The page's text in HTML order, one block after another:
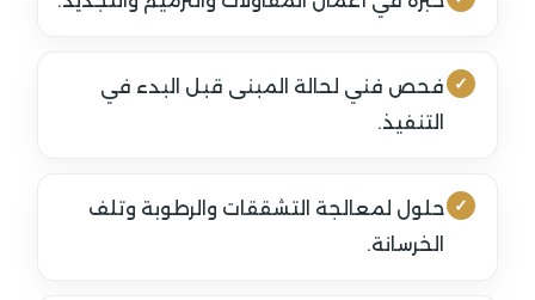
فحص فني لحالة المبنى قبل البدء في
التنفيذ.
حلول لمعالجة التشققات والرطوبة وتلف
الخرسانة.